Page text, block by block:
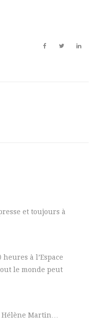
et toujours à
à l’Espace
le monde peut
Martin…